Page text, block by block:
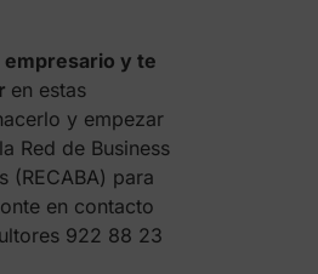
y te
en estas
y empezar
Red de Business
(RECABA) para
en contacto
922 88 23